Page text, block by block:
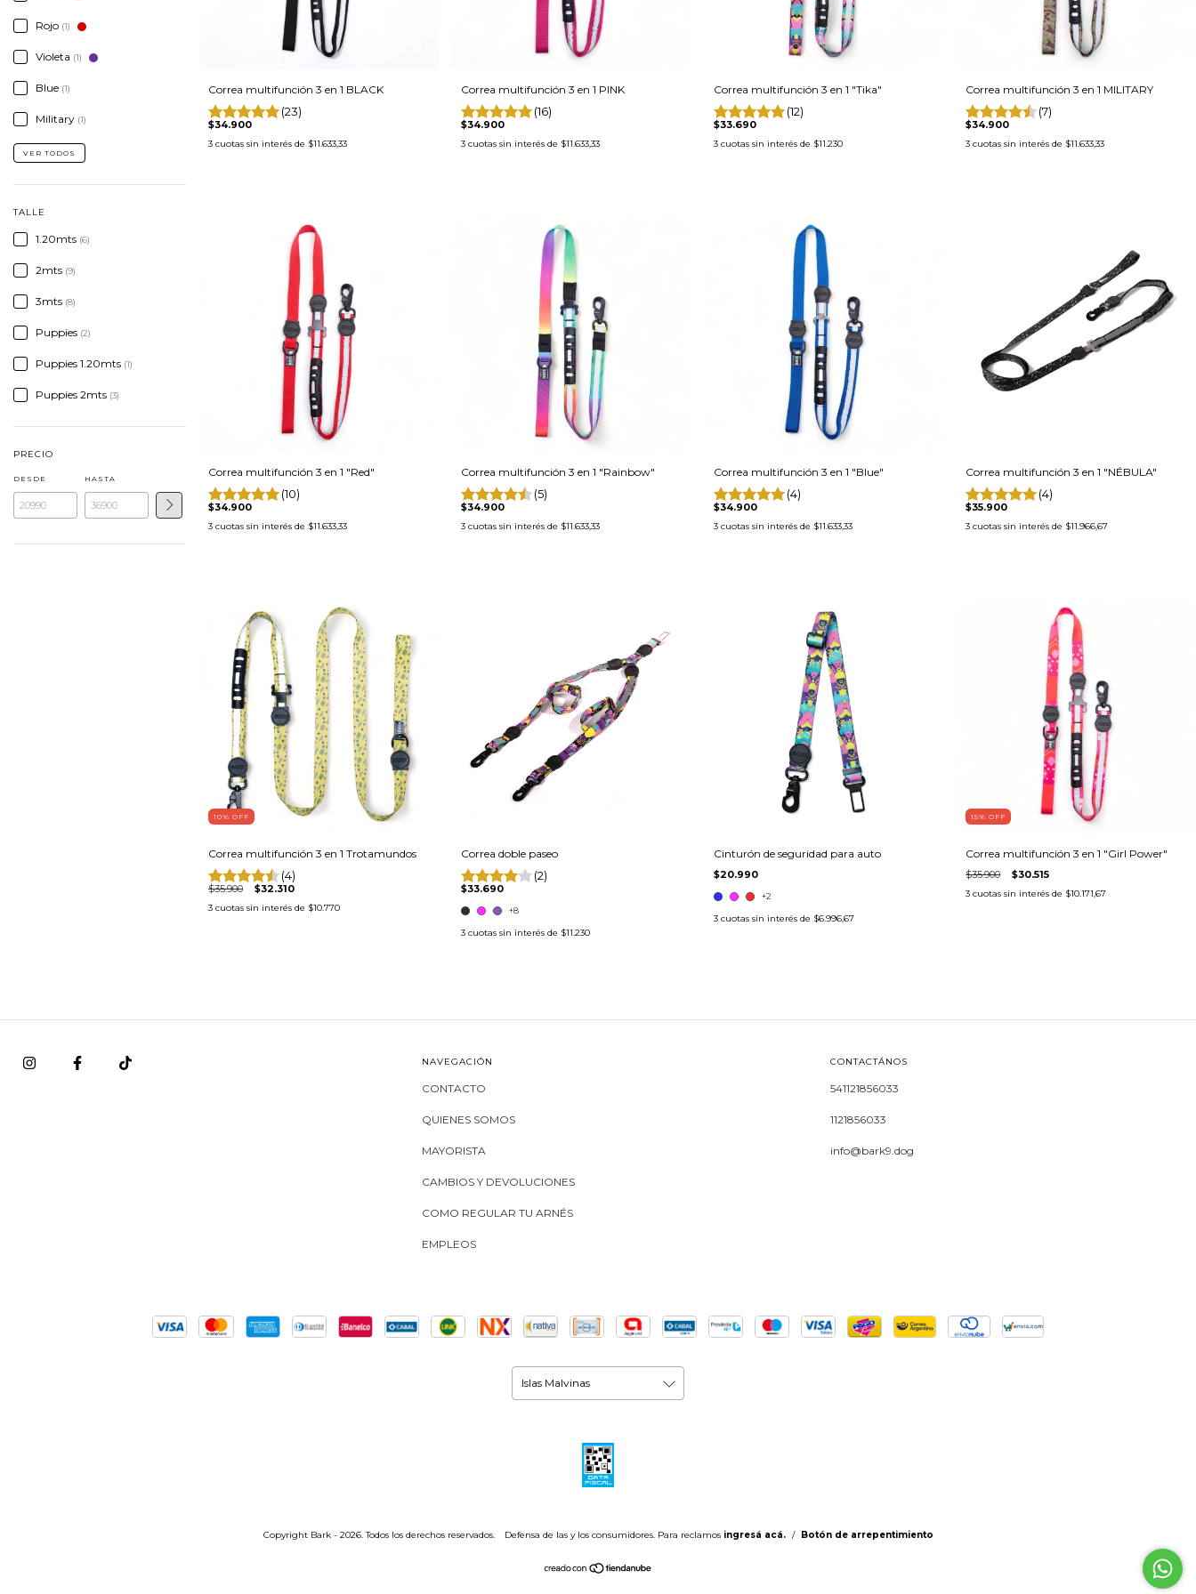
Rojo (1)
Violeta (1)
Blue (1)
Military (1)
VER TODOS
TALLE
1.20mts (6)
2mts (9)
3mts (8)
Puppies (2)
Puppies 1.20mts (1)
Puppies 2mts (3)
PRECIO
DESDE HASTA
Correa multifunción 3 en 1 BLACK
(23)
$34.900
3 cuotas sin interés de $11.633,33
Correa multifunción 3 en 1 PINK
(16)
$34.900
3 cuotas sin interés de $11.633,33
Correa multifunción 3 en 1 "Tika"
(12)
$33.690
3 cuotas sin interés de $11.230
Correa multifunción 3 en 1 MILITARY
(7)
$34.900
3 cuotas sin interés de $11.633,33
Correa multifunción 3 en 1 "Red"
(10)
$34.900
3 cuotas sin interés de $11.633,33
Correa multifunción 3 en 1 "Rainbow"
(5)
$34.900
3 cuotas sin interés de $11.633,33
Correa multifunción 3 en 1 "Blue"
(4)
$34.900
3 cuotas sin interés de $11.633,33
Correa multifunción 3 en 1 "NÉBULA"
(4)
$35.900
3 cuotas sin interés de $11.966,67
10% OFF
Correa multifunción 3 en 1 Trotamundos
(4)
$35.900 $32.310
3 cuotas sin interés de $10.770
Correa doble paseo
(2)
$33.690
+8
3 cuotas sin interés de $11.230
Cinturón de seguridad para auto
$20.990
+2
3 cuotas sin interés de $6.996,67
15% OFF
Correa multifunción 3 en 1 "Girl Power"
$35.900 $30.515
3 cuotas sin interés de $10.171,67
NAVEGACIÓN
CONTACTO
QUIENES SOMOS
MAYORISTA
CAMBIOS Y DEVOLUCIONES
COMO REGULAR TU ARNÉS
EMPLEOS
CONTACTÁNOS
541121856033
1121856033
info@bark9.dog
Copyright Bark - 2026. Todos los derechos reservados. Defensa de las y los consumidores. Para reclamos ingresá acá. / Botón de arrepentimiento